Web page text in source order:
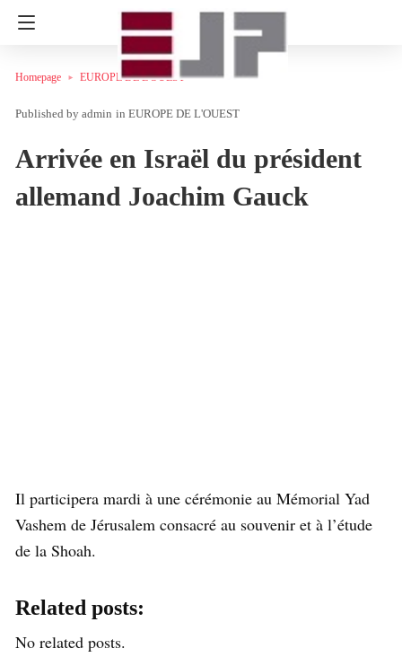
Homepage EUROPE DE L'OUEST
admin in EUROPE DE L'OUEST
Arrivée en Israël du président
allemand Joachim Gauck
Il participera mardi à une cérémonie au Mémorial Yad
Vashem de Jérusalem consacré au souvenir et à l’étude
de la Shoah.
Related posts:
No related posts.